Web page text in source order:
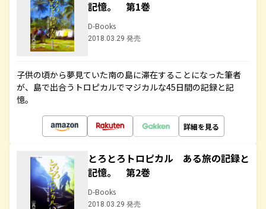
記憶。 第1巻
D-Books
2018.03.29 発売
子供の頃から夢見ていた南の島に滞在することになった筆者
が、島で出合うトロピカルでマジカルな45日間の記録と記
憶。
詳細を見る
とろとろトロピカル ある旅の記録と
記憶。 第2巻
D-Books
2018.03.29 発売